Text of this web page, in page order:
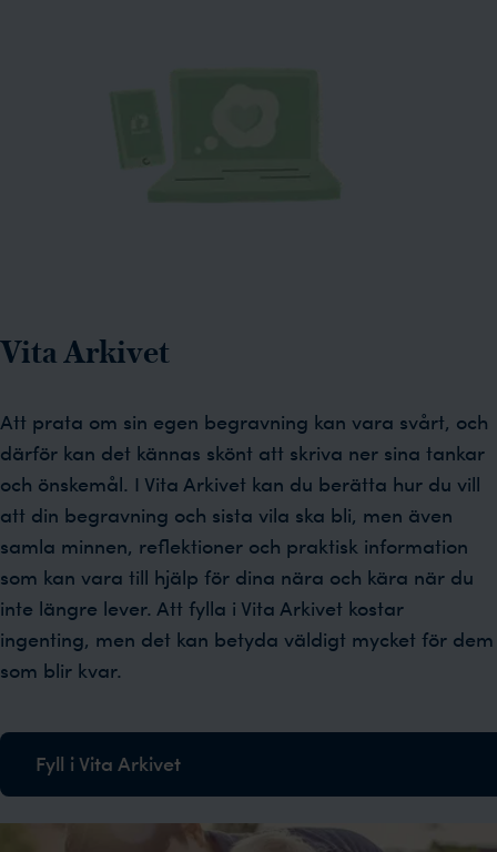
Vita Arkivet
Att prata om sin egen begravning kan vara svårt, och
därför kan det kännas skönt att skriva ner sina tankar
och önskemål. I Vita Arkivet kan du berätta hur du vill
att din begravning och sista vila ska bli, men även
samla minnen, reflektioner och praktisk information
som kan vara till hjälp för dina nära och kära när du
inte längre lever. Att fylla i Vita Arkivet kostar
ingenting, men det kan betyda väldigt mycket för dem
som blir kvar.
Fyll i Vita Arkivet